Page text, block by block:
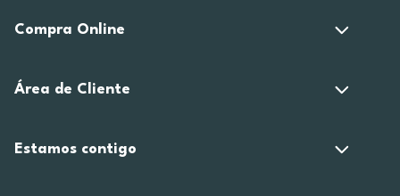
Compra Online
Área de Cliente
Estamos contigo